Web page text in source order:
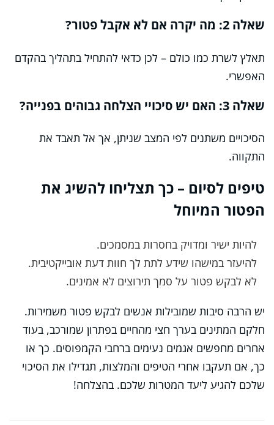
שאלה 2: מה יקרה אם לא אקבל פטור?
תאלץ לשרת כמו כולם – לכן כדאי להתחיל בתהליך בהקדם
האפשרי.
שאלה 3: האם יש סיכויי הצלחה גבוהים בפנייה?
הסיכויים משתנים לפי המצב שניתן, אך אל תאבד את
התקווה.
טיפים לסיום – כך תצליחו להשיג את
הפטור המיוחל
להיות ישיר ומדויק בחסרות במסמכים.
להיעזר במישהו שידע לתת לך חוות דעת אובייקטיבית.
לא לבקש פטור על סמך תירוצים לא אמינים.
יש הרבה סיבות שמובילות אנשים לבקש פטור משמירות.
חלקם המתינים בערך חצי מהחיים בפתרון שמורכב, בעוד
אחרים מחפשים אגמים נעימים ברחבי הקמפוסים. כך או
כך, אם תעקבו אחרי הטיפים והמלצות, תגדילו את הסיכוי
שלכם להגיע ליעד המטרות שלכם. בהצלחה!